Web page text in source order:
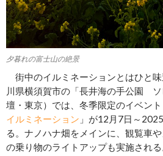
夕暮れの富士山の絶景
街中のイルミネーションとはひと
川県横須賀市の「長井海の手公園
壇・東京）では、冬季限定のイベン
イルミネーション 」が12月7日～
る。ナノハナ畑をメインに、観覧車
の乗り物のライトアップも実施される